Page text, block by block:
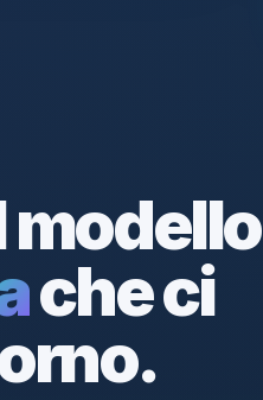
modello
che ci